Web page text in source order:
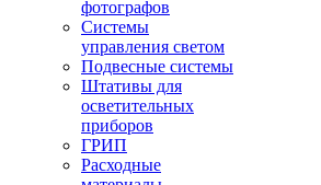
фотографов
Системы
управления светом
Подвесные системы
Штативы для
осветительных
приборов
ГРИП
Расходные